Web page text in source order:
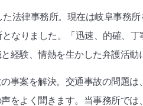
法律事務所。現在は岐阜事務
なりました。「迅速、的確、
経験、情熱を生かした弁護活動
事案を解決。交通事故の問題は
をよく聞きます。当事務所では